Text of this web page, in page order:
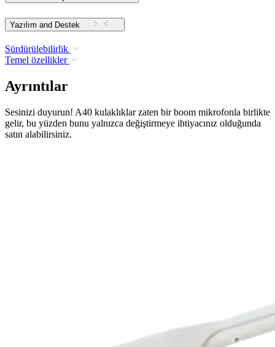
Yazılım and Destek
Sürdürülebilirlik
Temel özellikler
Ayrıntılar
Sesinizi duyurun! A40 kulaklıklar zaten bir boom mikrofonla birlikte
gelir, bu yüzden bunu yalnızca değiştirmeye ihtiyacınız olduğunda
satın alabilirsiniz.